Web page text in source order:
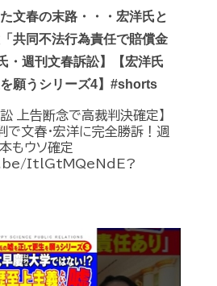
文春の末路・・・宏洋氏と
共同不法行為責任で賠償金
・週刊文春訴訟】【宏洋氏
願うシリーズ4】#shorts
訟 上告断念で高裁判決確定】
で文春・宏洋に完全勝訴！週
もウソ確定
ItlGtMQeNdE?